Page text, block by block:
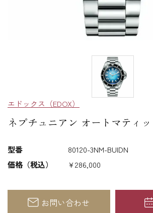
エドックス（EDOX）
ネプチュニアン オートマティッ
型番
80120-3NM-BUIDN
価格（税込）
¥286,000
お問い合わせ